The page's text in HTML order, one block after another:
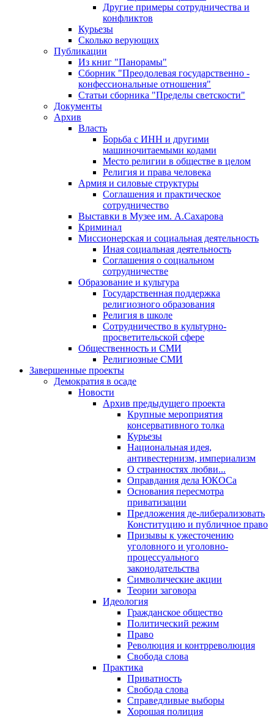
Другие примеры сотрудничества и
конфликтов
Курьезы
Сколько верующих
Публикации
Из книг "Панорамы"
Сборник "Преодолевая государственно -
конфессиональные отношения"
Статьи сборника "Пределы светскости"
Документы
Архив
Власть
Борьба с ИНН и другими
машиночитаемыми кодами
Место религии в обществе в целом
Религия и права человека
Армия и силовые структуры
Соглашения и практическое
сотрудничество
Выставки в Музее им. А.Сахарова
Криминал
Миссионерская и социальная деятельность
Иная социальная деятельность
Соглашения о социальном
сотрудничестве
Образование и культура
Государственная поддержка
религиозного образования
Религия в школе
Сотрудничество в культурно-
просветительской сфере
Общественность и СМИ
Религиозные СМИ
Завершенные проекты
Демократия в осаде
Новости
Архив предыдущего проекта
Крупные мероприятия
консервативного толка
Курьезы
Национальная идея,
антивестернизм, империализм
О странностях любви...
Оправдания дела ЮКОСа
Основания пересмотра
приватизации
Предложения де-либерализовать
Конституцию и публичное право
Призывы к ужесточению
уголовного и уголовно-
процессуального
законодательства
Символические акции
Теории заговора
Идеология
Гражданское общество
Политический режим
Право
Революция и контрреволюция
Свобода слова
Практика
Приватность
Свобода слова
Справедливые выборы
Хорошая полиция